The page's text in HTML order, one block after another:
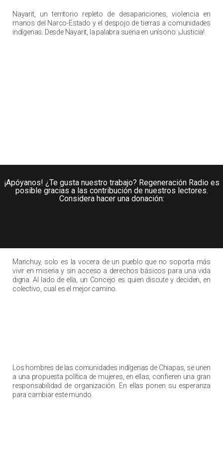
Nayarit, un territorio repleto de desapariciones, violencia en
manos del Narco-Estado y el despojo de tierras a comunidades
indígenas. Desde Nayarit, la palabra suena en unísono: ¡Justicia!
¡Apóyanos! ¿Te gusta nuestro trabajo? Regeneración Radio es
posible gracias a las contribución de nuestros lectores.
Considera hacer una donación:
Marichuy, solo es la vocera de un pueblo que no soporta más
vivir en miseria y sin acceso a derechos básicos para una vida
digna. Al lado de ella, un Concejo es quien discute y deciden, en
colectivo, cual es el mejor camino.
Los hombres de las comunidades indígenas de Chiapas, se unen
a una propuesta política de mujeres, en ellas, confieren una gran
responsabilidad de organización. En ellas ponen su esperanza
para cambiar este mundo.